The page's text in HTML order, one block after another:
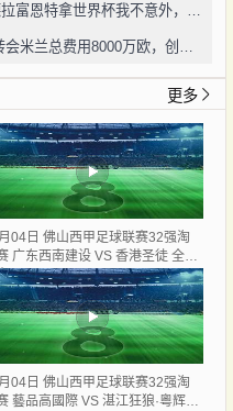
更多
04日 佛山西甲足球联赛32强淘
广东西南建设 VS 香港圣徒 全场
04日 佛山西甲足球联赛32强淘
藝品高國際 VS 湛江狂狼·粵辉能